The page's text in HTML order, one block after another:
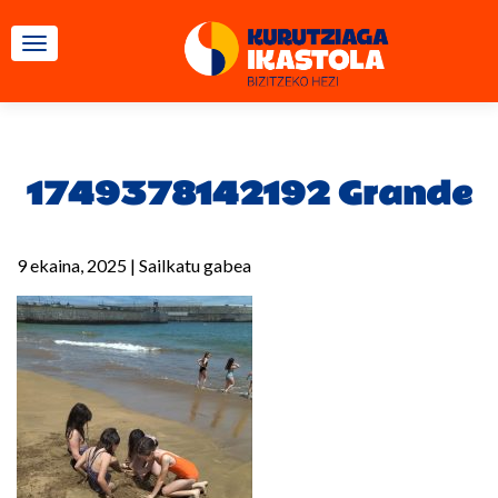
TOGGLE NAVIGATION
1749378142192 Grande
9 ekaina, 2025 | Sailkatu gabea